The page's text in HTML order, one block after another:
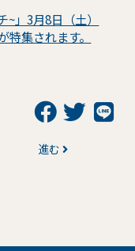
」3月8日（土）
集されます。
進む